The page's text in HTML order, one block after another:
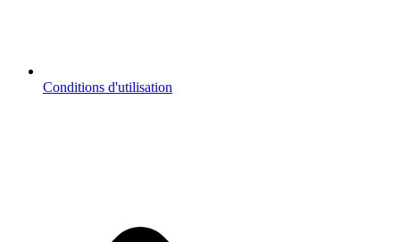
Conditions d'utilisation